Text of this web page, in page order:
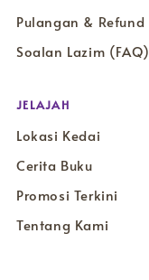
Pulangan & Refund
Soalan Lazim (FAQ)
JELAJAH
Lokasi Kedai
Cerita Buku
Promosi Terkini
Tentang Kami